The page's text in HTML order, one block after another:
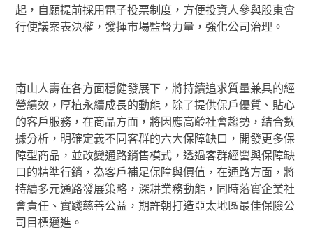
起，自願提前採用電子投票制度，方便投資人參與股東會
行使議案表決權，發揮市場監督力量，強化公司治理。
南山人壽在各方面穩健發展下，將持續追求質量兼具的經
營績效，厚植永續成長的動能，除了提供保戶優質、貼心
的客戶服務，在商品方面，將因應高齡社會趨勢，結合數
據分析，明確定義不同客群的六大保障缺口，開發更多保
障型商品，並改變通路銷售模式，透過客群經營與保障缺
口的精準行銷，為客戶補足保障與價值，在通路方面，將
持續多元通路發展策略，深耕業務動能，同時落實企業社
會責任、實踐慈善公益，期許朝打造亞太地區最佳保險公
司目標邁進。